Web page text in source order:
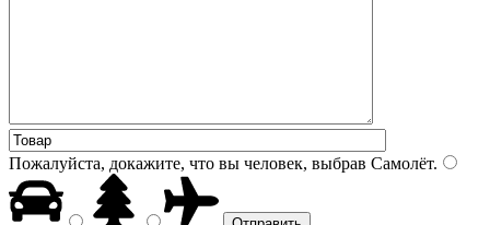
Пожалуйста, докажите, что вы человек, выбрав Самолёт.